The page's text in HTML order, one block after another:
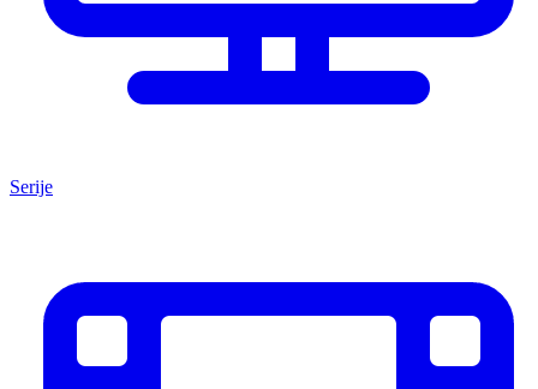
Serije